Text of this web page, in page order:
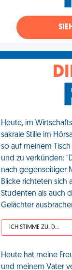
Heute, im
sakrale Stille im
so auf meinem
und zu verkünden:
nach gegenseitiger
Blicke richteten sich
Studenten als auch
Gelächter
ICH STIMME ZU, DEIN LEBEN IST SCHEISSE
Heute hat meine
und meinem Vater